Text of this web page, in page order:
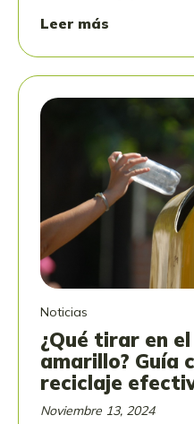
Leer más
Noticias
¿Qué tirar en
amarillo? Guía
reciclaje
Noviembre 13, 2024